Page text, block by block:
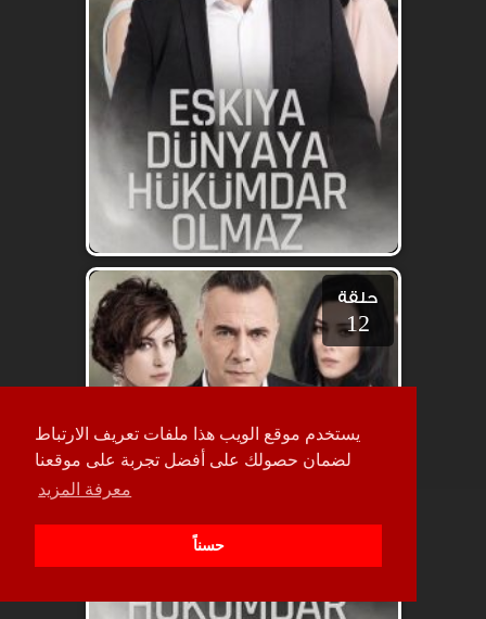
يستخدم موقع الويب هذا ملفات تعريف الارتباط
لضمان حصولك على أفضل تجربة على موقعنا
معرفة المزيد
حسناً
حلقة
12